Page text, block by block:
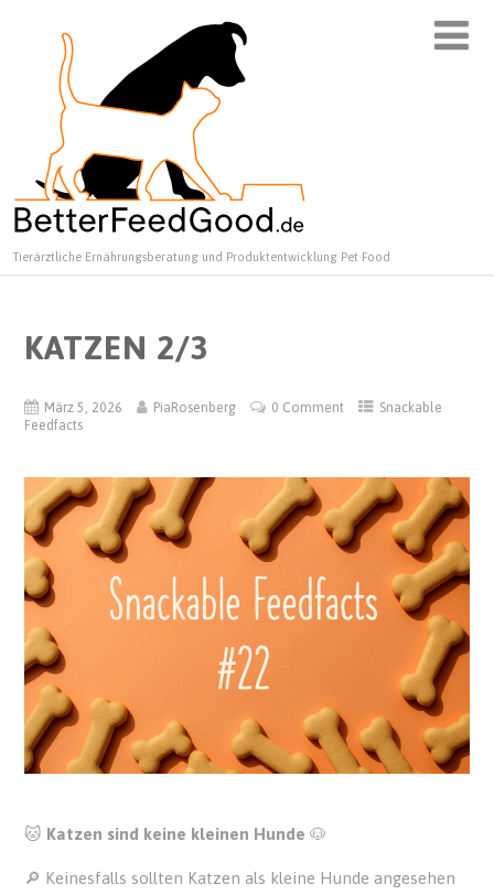
Tierärztliche Ernährungsberatung und Produktentwicklung Pet Food
KATZEN 2/3
März 5, 2026 PiaRosenberg 0 Comment
Snackable
Feedfacts
🐱 Katzen sind keine kleinen Hunde 🐶
🔎 Keinesfalls sollten Katzen als kleine Hunde angesehen